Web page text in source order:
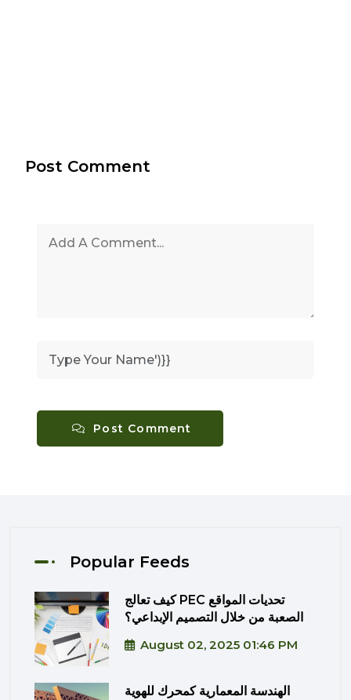
Post Comment
Post Comment
Popular Feeds
كيف تعالج PEC تحديات المواقع
الصعبة من خلال التصميم الإبداعي؟
August 02, 2025 01:46 PM
الهندسة المعمارية كمحرك للهوية